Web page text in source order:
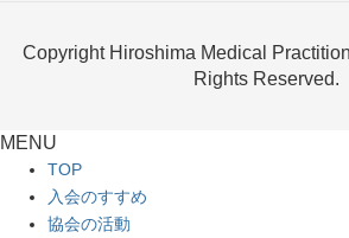
Copyright Hiroshima Medical
Rights Reserved.
MENU
TOP
入会のすすめ
協会の活動